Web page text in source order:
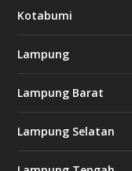
Kotabumi
Lampung
Lampung Barat
Lampung Selatan